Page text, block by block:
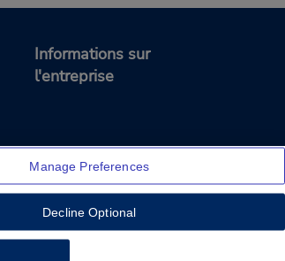
Informations sur
l'entreprise
Manage Preferences
Decline Optional